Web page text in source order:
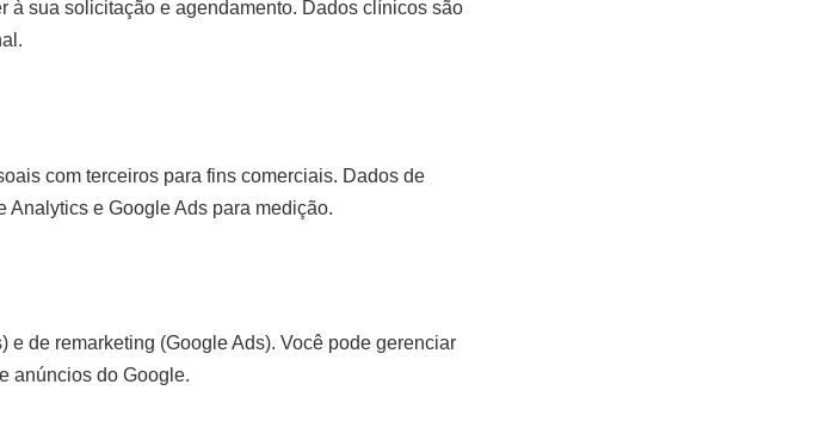
à sua solicitação e agendamento. Dados clínicos são
com terceiros para fins comerciais. Dados de
e Google Ads para medição.
de remarketing (Google Ads). Você pode gerenciar
anúncios do Google.